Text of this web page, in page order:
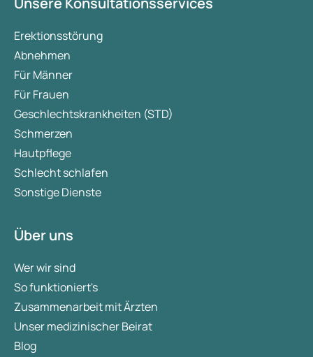
Erektionsstörung
Abnehmen
Für Männer
Für Frauen
Geschlechtskrankheiten (STD)
Schmerzen
Hautpflege
Schlecht schlafen
Sonstige Dienste
Über uns
Wer wir sind
So funktioniert's
Zusammenarbeit mit Ärzten
Unser medizinischer Beirat
Blog